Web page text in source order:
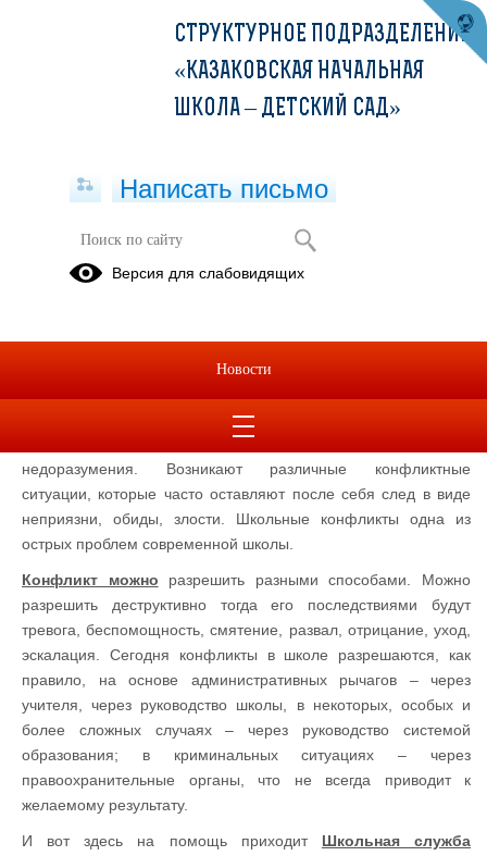
Школьная служба примирения
Школа-это место, где подросток проводит большую часть
своего времени. Здесь он не только получает знания, но и
школе, где дети учатся из разных социальных слоёв, разных
недоразумения. Возникают различные конфликтные
ситуации, которые часто оставляют после себя след в виде
неприязни, обиды, злости. Школьные конфликты одна из
острых проблем современной школы.
Конфликт можно разрешить разными способами. Можно
разрешить деструктивно тогда его последствиями будут
тревога, беспомощность, смятение, развал, отрицание, уход,
эскалация. Сегодня конфликты в школе разрешаются, как
правило, на основе административных рычагов – через
учителя, через руководство школы, в некоторых, особых и
более сложных случаях – через руководство системой
образования; в криминальных ситуациях – через
правоохранительные органы, что не всегда приводит к
желаемому результату.
И вот здесь на помощь приходит Школьная служба
СТРУКТУРНОЕ ПОДРАЗДЕЛЕНИЕ
«КАЗАКОВСКАЯ НАЧАЛЬНАЯ
ШКОЛА – ДЕТСКИЙ САД»
Написать письмо
Версия для слабовидящих
Новости